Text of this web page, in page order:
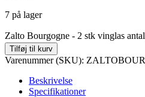
7 på lager
Zalto Bourgogne - 2 stk vinglas antal
Tilføj til kurv
Varenummer (SKU): ZALTOBOUR
Beskrivelse
Specifikationer